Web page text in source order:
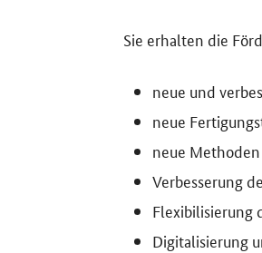
Sie erhalten die
neue und
neue
neue
Verbesserung
Flexibilisierung
Digitalisierung